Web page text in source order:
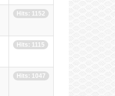
Hits: 1152
Hits: 1115
Hits: 1047